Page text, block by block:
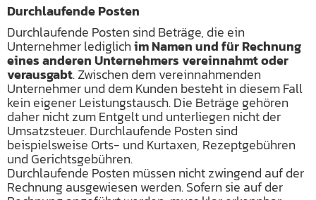
Durchlaufende Posten
Durchlaufende Posten sind Beträge, die ein
Unternehmer lediglichim Namen und für Rechnung
eines anderen Unternehmers vereinnahmt oder
verausgabt. Zwischen dem vereinnahmenden
Unternehmer und dem Kunden besteht in diesem Fall
kein eigener Leistungstausch. Die Beträge gehören
daher nicht zum Entgelt und unterliegen nicht der
Umsatzsteuer. Durchlaufende Posten sind
beispielsweise Orts- und Kurtaxen, Rezeptgebühren
und Gerichtsgebühren.
Durchlaufende Posten müssen nicht zwingend auf der
Rechnung ausgewiesen werden. Sofern sie auf der